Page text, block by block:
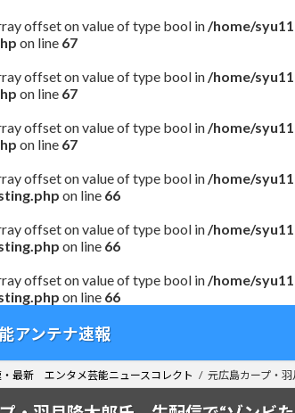
offset on value of type bool in/home/
on line 67
offset on value of type bool in/home/
on line 67
offset on value of type bool in/home/
on line 67
offset on value of type bool in/home/
on line 66
offset on value of type bool in/home/
on line 66
offset on value of type bool in/home/
on line 66
アンテナ速報
最新 エンタメ芸能ニュースコレクト 元広島カープ・